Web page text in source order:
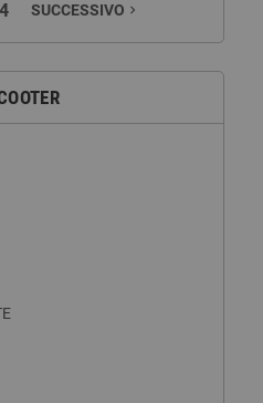
4 SUCCESSIVO navigate_next